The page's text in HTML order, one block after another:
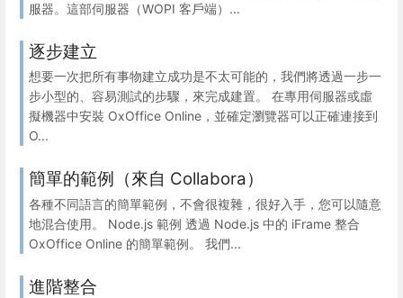
服器。這部伺服器（WOPI 客戶端）...
逐步建立
想要一次把所有事物建立成功是不太可能的，我們將透過一步一
步小型的、容易測試的步驟，來完成建置。 在專用伺服器或虛
擬機器中安裝 OxOffice Online，並確定瀏覽器可以正確連接到
O...
簡單的範例（來自 Collabora）
各種不同語言的簡單範例，不會很複雜，很好入手，您可以隨意
地混合使用。 Node.js 範例 透過 Node.js 中的 iFrame 整合
OxOffice Online 的簡單範例。 我們...
進階整合